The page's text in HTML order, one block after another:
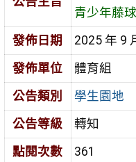
青少年藤
發佈日期
2025 年 9
發佈單位
體育組
公告類別
學生園地
公告等級
轉知
點閱次數
361